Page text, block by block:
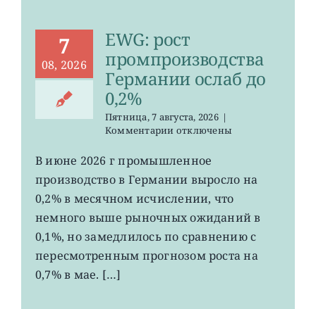
7
08, 2026
EWG: рост
промпроизводства
Германии ослаб до
0,2%
Пятница, 7 августа, 2026 |
Комментариик
EWG:
рост
промпроизводства
Германии
до
0,2%
отключены
В июне 2026 г промышленное
производство в Германии выросло на
0,2% в месячном исчислении, что
немного выше рыночных ожиданий в
0,1%, но замедлилось по сравнению с
пересмотренным прогнозом роста на
0,7% в мае. […]